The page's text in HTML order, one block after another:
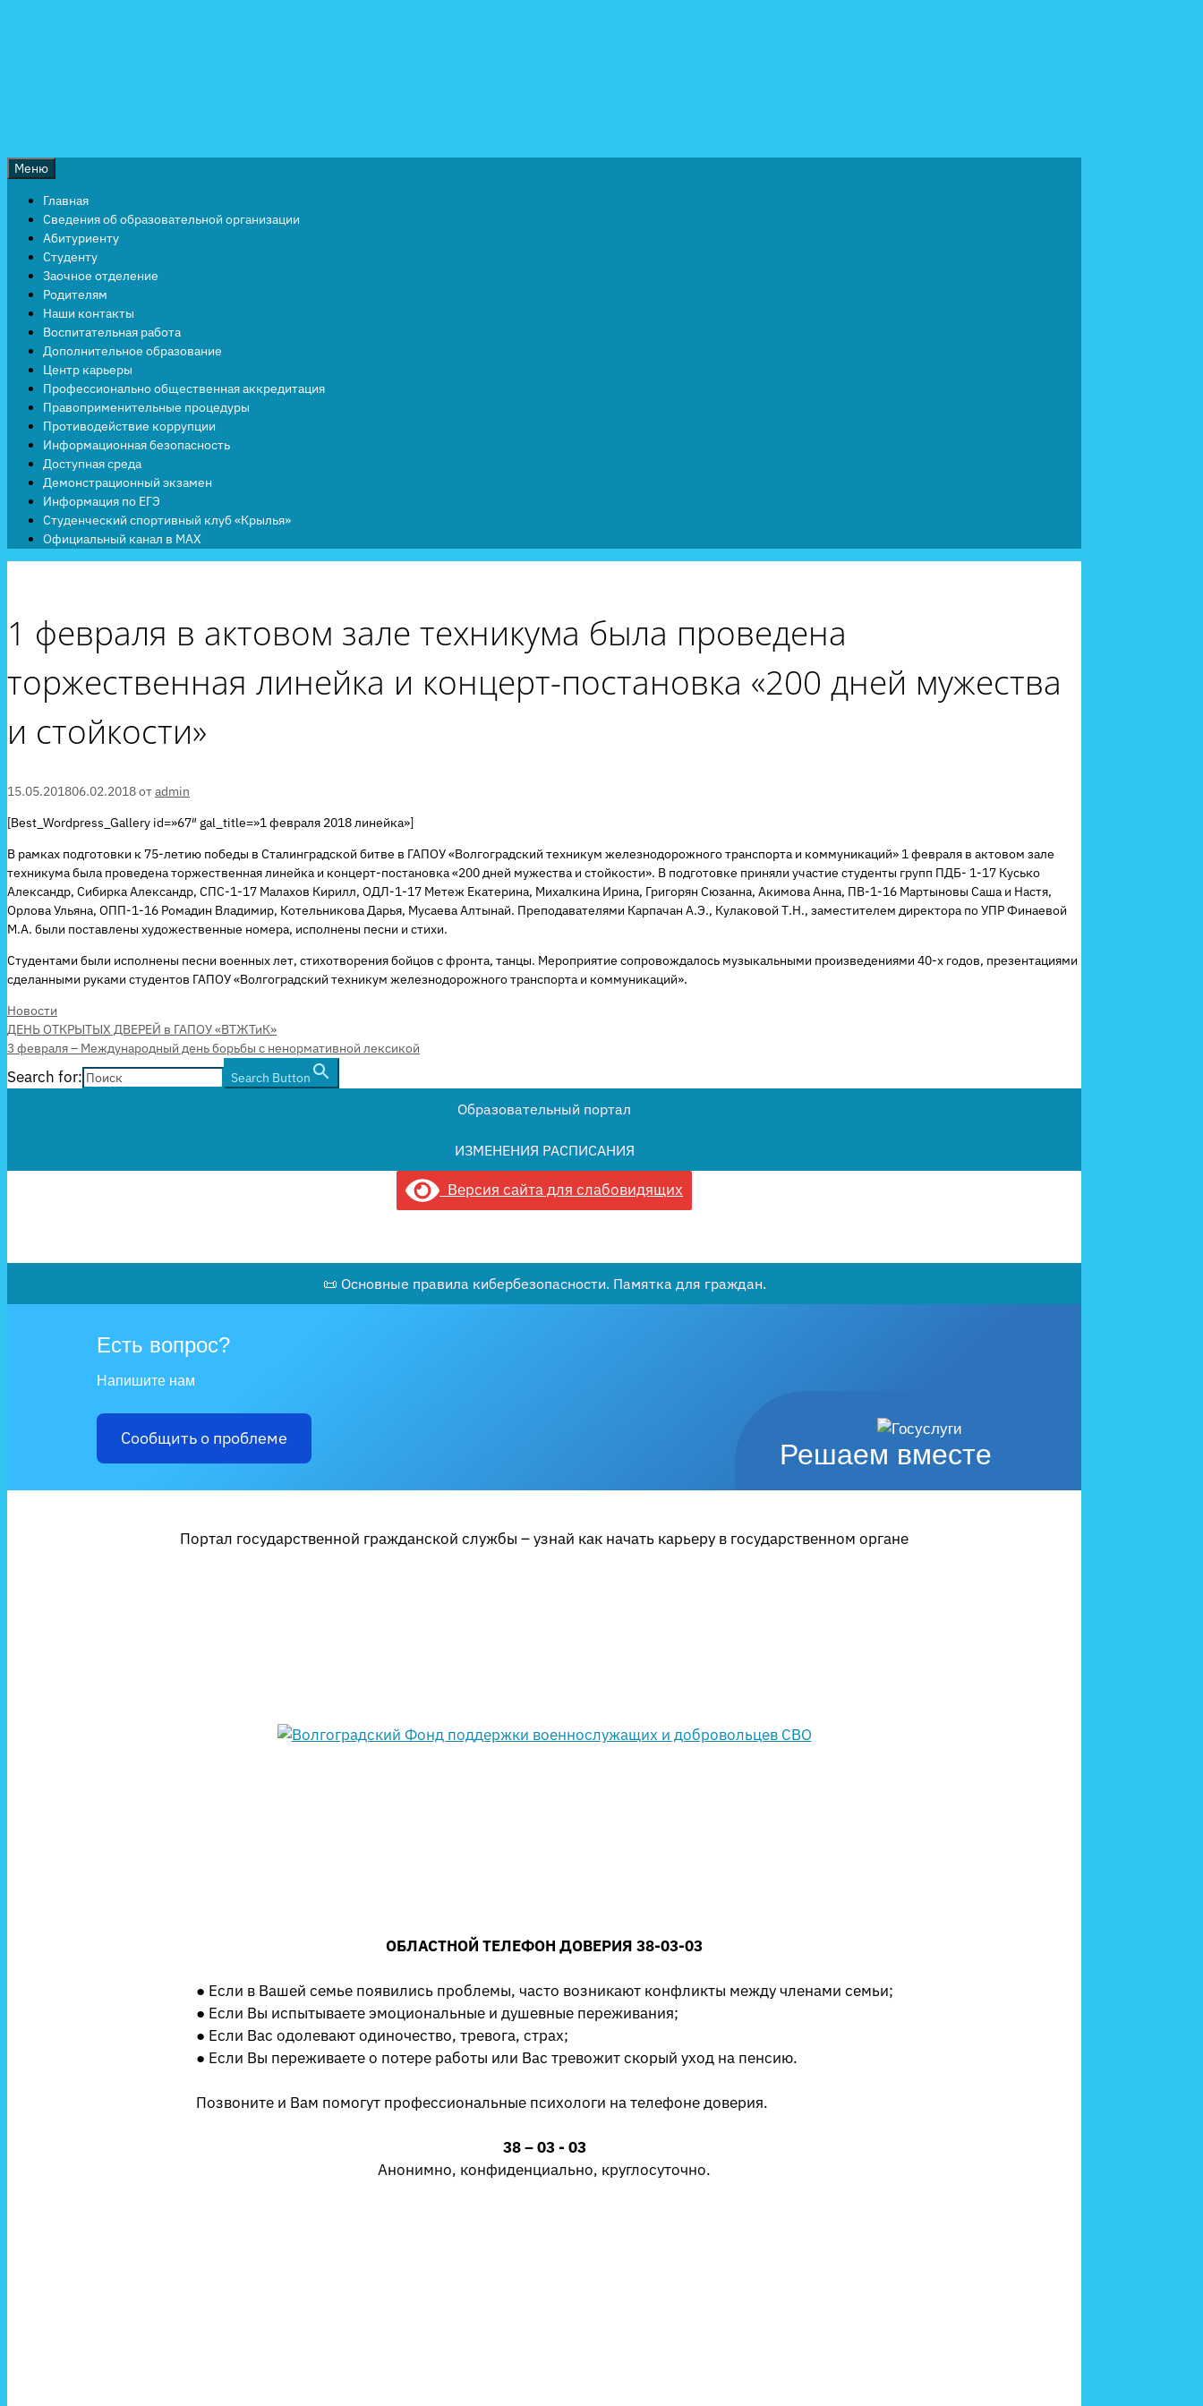
Меню
Главная
Сведения об образовательной организации
Абитуриенту
Студенту
Заочное отделение
Родителям
Наши контакты
Воспитательная работа
Дополнительное образование
Центр карьеры
Профессионально общественная аккредитация
Правоприменительные процедуры
Противодействие коррупции
Информационная безопасность
Доступная среда
Демонстрационный экзамен
Информация по ЕГЭ
Студенческий спортивный клуб «Крылья»
Официальный канал в MAX
1 февраля в актовом зале техникума была проведена
торжественная линейка и концерт-постановка «200 дней мужества
и стойкости»
15.05.201806.02.2018отadmin
[Best_Wordpress_Gallery id=»67″ gal_title=»1 февраля 2018 линейка»]
В рамках подготовки к 75-летию победы в Сталинградской битве в ГАПОУ «Волгоградский техникум железнодорожного транспорта и коммуникаций» 1 февраля в актовом зале
техникума была проведена торжественная линейка и концерт-постановка «200 дней мужества и стойкости». В подготовке приняли участие студенты групп ПДБ- 1-17 Кусько
Александр, Сибирка Александр, СПС-1-17 Малахов Кирилл, ОДЛ-1-17 Метеж Екатерина, Михалкина Ирина, Григорян Сюзанна, Акимова Анна, ПВ-1-16 Мартыновы Саша и Настя,
Орлова Ульяна, ОПП-1-16 Ромадин Владимир, Котельникова Дарья, Мусаева Алтынай. Преподавателями Карпачан А.Э., Кулаковой Т.Н., заместителем директора по УПР Финаевой
М.А. были поставлены художественные номера, исполнены песни и стихи.
Студентами были исполнены песни военных лет, стихотворения бойцов с фронта, танцы. Мероприятие сопровождалось музыкальными произведениями 40-х годов, презентациями
сделанными руками студентов ГАПОУ «Волгоградский техникум железнодорожного транспорта и коммуникаций».
Рубрики
Новости
ДЕНЬ ОТКРЫТЫХ ДВЕРЕЙ в ГАПОУ «ВТЖТиК»
3 февраля – Международный день борьбы с ненормативной лексикой
Search for: Search Button
Образовательный портал
ИЗМЕНЕНИЯ РАСПИСАНИЯ
Версия сайта для слабовидящих
📜 Основные правила кибербезопасности. Памятка для граждан.
Решаем вместе
Есть вопрос?
Напишите нам
Сообщить о проблеме
Портал государственной гражданской службы – узнай как начать карьеру в государственном органе
ОБЛАСТНОЙ ТЕЛЕФОН ДОВЕРИЯ 38-03-03
● Если в Вашей семье появились проблемы, часто возникают конфликты между членами семьи;
● Если Вы испытываете эмоциональные и душевные переживания;
● Если Вас одолевают одиночество, тревога, страх;
● Если Вы переживаете о потере работы или Вас тревожит скорый уход на пенсию.
Позвоните и Вам помогут профессиональные психологи на телефоне доверия.
38 – 03 - 03
Анонимно, конфиденциально, круглосуточно.